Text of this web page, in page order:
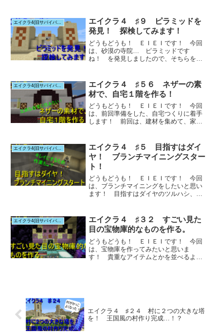
エイクラ4(旧サバイバルシリーズ)
エイクラ４ ♯９ ピラミッドを
発見！ 探検してみます！
どうもどうも！ ＥＩＥＩです！ 今回
は、砂漠の寺院… ピラミッドです
ね！ を発見しましたので、そちらを探
エイクラ4(旧サバイバルシリーズ)
エイクラ４ ♯５６ ネザーの素
材で、自宅１階を作る！
どうもどうも！ ＥＩＥＩです！ 今回
は、前回準備をした、自宅つくりに着手
します！ 前回は、建材を集めて、家の
エイクラ4(旧サバイバルシリーズ)
エイクラ４ ♯５ 目指すはダイ
ヤ！ ブランチマイニングスター
ト！
どうもどうも！ ＥＩＥＩです！ 今回
は、ブランチマイニングをしたいと思い
ます！ 目指すはダイヤのツルハシ、黒
エイクラ4(旧サバイバルシリーズ)
エイクラ４ ♯３２ すごい見た
目の宝物庫的なものを作る。
どうもどうも！ ＥＩＥＩです！ 今回
は、宝物庫を作ってみたいと思いま
す！ 貴重なアイテムとかを並べるよう
エイクラ４ ♯２４ 村に２つの大きな塔
を！ 王国風の村作り完成…！？